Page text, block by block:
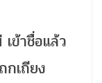
ข้าชื่อแล้ว
เถียง